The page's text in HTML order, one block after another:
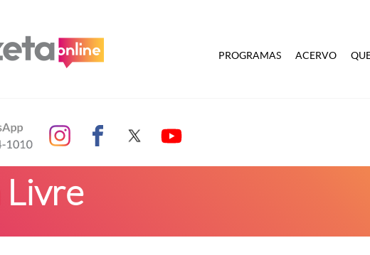
PROGRAMAS ACERVO
Livre